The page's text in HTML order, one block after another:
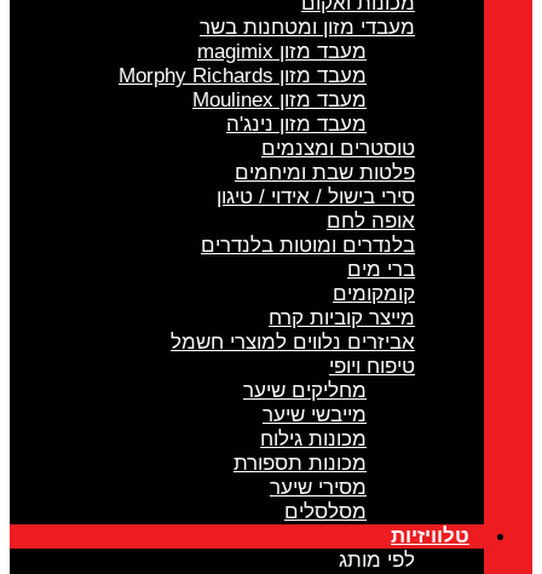
מעבדי מזון ומטחנות בשר
מעבד מזון magimix
מעבד מזון Morphy Richards
מעבד מזון Moulinex
מעבד מזון נינג'ה
טוסטרים ומצנמים
פלטות שבת ומיחמים
סירי בישול / אידוי / טיגון
אופה לחם
בלנדרים ומוטות בלנדרים
קומקומים
מייצר קוביות קרח
אביזרים נלווים למוצרי חשמל
טיפוח ויופי
מחליקים שיער
מייבשי שיער
מכונות גילוח
מכונות תספורת
מסירי שיער
מסלסלים
טלוויזיות
לפי מותג